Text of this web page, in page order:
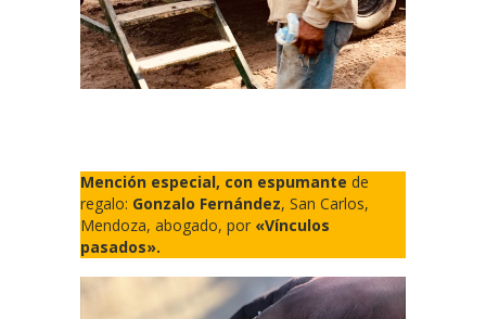
Mención especial, con espumante de
regalo: Gonzalo Fernández, San Carlos,
Mendoza, abogado, por «Vínculos
pasados».